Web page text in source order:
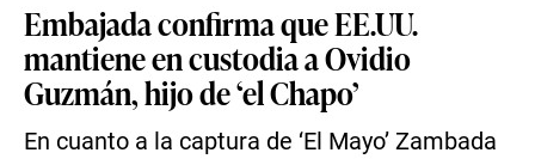
Embajada confirma que EE.UU.
mantiene en custodia a Ovidio
Guzmán, hijo de ‘el Chapo’
En cuanto a la captura de ‘El Mayo’ Zambada